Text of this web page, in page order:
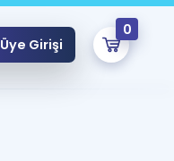
Üye Girişi
0